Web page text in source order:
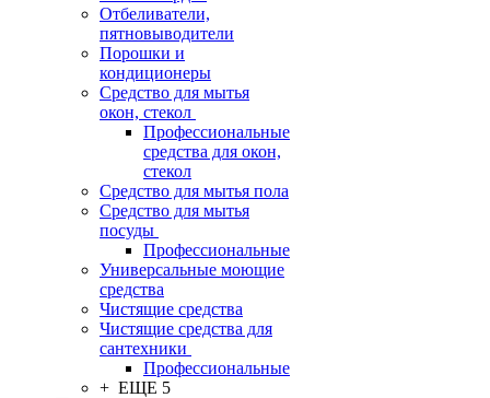
Отбеливатели,
пятновыводители
Порошки и
кондиционеры
Средство для мытья
окон, стекол
Профессиональные
средства для окон,
стекол
Средство для мытья пола
Средство для мытья
посуды
Профессиональные
Универсальные моющие
средства
Чистящие средства
Чистящие средства для
сантехники
Профессиональные
+ ЕЩЕ 5